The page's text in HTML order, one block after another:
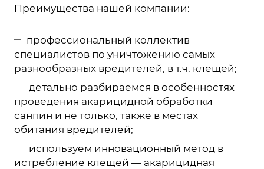
Преимущества нашей компании:
профессиональный коллектив
специалистов по уничтожению самых
разнообразных вредителей, в т.ч. клещей;
детально разбираемся в особенностях
проведения акарицидной обработки
санпин и не только, также в местах
обитания вредителей;
используем инновационный метод в
истребление клещей — акарицидная